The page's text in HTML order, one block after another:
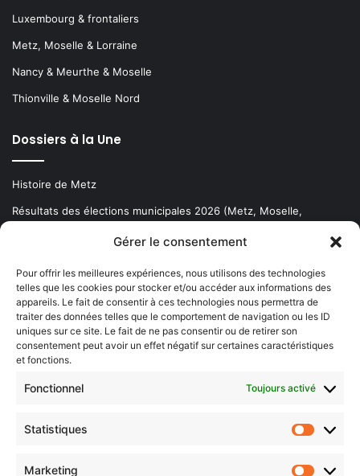
Gérer le consentement
Pour offrir les meilleures expériences, nous utilisons des technologies
telles que les cookies pour stocker et/ou accéder aux informations des
appareils. Le fait de consentir à ces technologies nous permettra de
traiter des données telles que le comportement de navigation ou les ID
uniques sur ce site. Le fait de ne pas consentir ou de retirer son
consentement peut avoir un effet négatif sur certaines caractéristiques
et fonctions.
Fonctionnel Toujours activé
Statistiques
Marketing
Luxembourg & frontaliers
Metz, Moselle & Lorraine
Nancy & Meurthe & Moselle
Thionville & Moselle Nord
Dossiers à la Une
Histoire de Metz
Résultats des élections municipales 2026 (Metz, Moselle,
Newsletter gratuite
Choisissez : matin, soir ou hebdo ?
votre